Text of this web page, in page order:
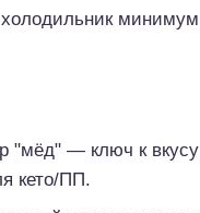
холодильник
"мёд" — ключ к
кето/ПП.